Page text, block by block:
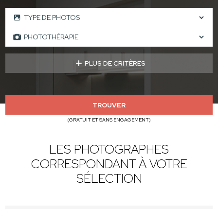
PLUS DE CRITÈRES
TROUVER
(GRATUIT ET SANS ENGAGEMENT)
LES PHOTOGRAPHES
CORRESPONDANT À VOTRE
SÉLECTION